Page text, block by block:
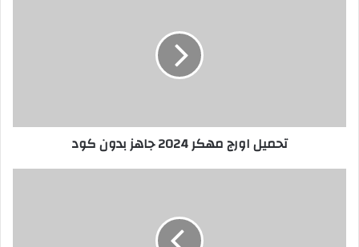
تحميل اورج مهكر 2024 جاهز بدون كود